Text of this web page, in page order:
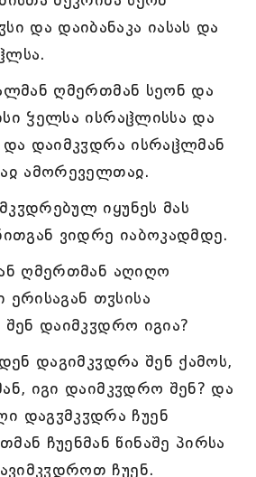
და დაიბანაკა იასას და
ღმერთმან სეონ და
ჴელსა ისრაჱლისსა და
და დაიმკჳდრა ისრაჱლმან
ამორეველთაჲ.
იყუნეს მას
ვიდრე იაბოკადმდე.
ღმერთმან აღიღო
თჳსისა
დაიმკჳდრო იგია?
დაგიმკჳდრა შენ ქამოს,
იგი დაიმკჳდრო შენ? და
დაგჳმკჳდრა ჩუენ
ჩუენმან წინაშე პირსა
ჩუენ.